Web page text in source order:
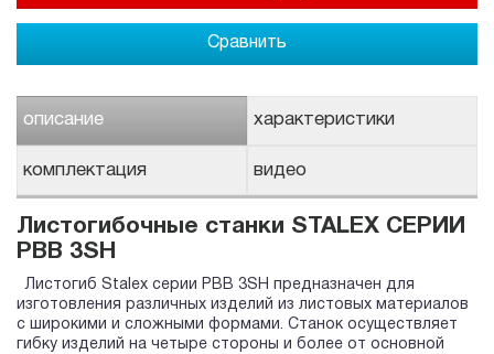
Сравнить
описание характеристики
комплектация видео
Листогибочные станки STALEX СЕРИИ
PBB 3SH
Листогиб Stalex серии PBB 3SH предназначен для
изготовления различных изделий из листовых материалов
с широкими и сложными формами. Станок осуществляет
гибку изделий на четыре стороны и более от основной